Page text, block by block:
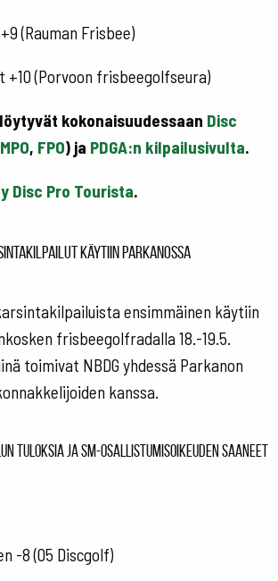
(Rauman Frisbee)
+10 (Porvoon frisbeegolfseura)
kokonaisuudessaan Disc
MPO, FPO) ja PDGA:n kilpailusivulta.
Disc Pro Tourista.
käytiin Parkanossa
ensimmäinen käytiin
frisbeegolfradalla 18.-19.5.
toimivat NBDG yhdessä Parkanon
kanssa.
tuloksia ja SM-osallistumisoikeuden saaneet
-8 (05 Discgolf)